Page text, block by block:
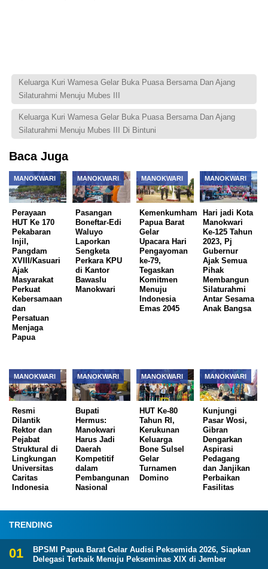
Keluarga Kuri Wamesa Gelar Buka Puasa Bersama Dan Ajang
Silaturahmi Menuju Mubes III
Keluarga Kuri Wamesa Gelar Buka Puasa Bersama Dan Ajang
Silaturahmi Menuju Mubes III Di Bintuni
Baca Juga
MANOKWARI
Perayaan
HUT Ke 170
Pekabaran
Injil,
Pangdam
XVIII/Kasuari
Ajak
Masyarakat
Perkuat
Kebersamaan
dan
Persatuan
Menjaga
Papua
MANOKWARI
Pasangan
Boneftar-Edi
Waluyo
Laporkan
Sengketa
Perkara KPU
di Kantor
Bawaslu
Manokwari
MANOKWARI
Kemenkumham
Papua Barat
Gelar
Upacara Hari
Pengayoman
ke-79,
Tegaskan
Komitmen
Menuju
Indonesia
Emas 2045
MANOKWARI
Hari jadi Kota
Manokwari
Ke-125 Tahun
2023, Pj
Gubernur
Ajak Semua
Pihak
Membangun
Silaturahmi
Antar Sesama
Anak Bangsa
MANOKWARI
Resmi
Dilantik
Rektor dan
Pejabat
Struktural di
Lingkungan
Universitas
Caritas
Indonesia
MANOKWARI
Bupati
Hermus:
Manokwari
Harus Jadi
Daerah
Kompetitif
dalam
Pembangunan
Nasional
MANOKWARI
HUT Ke-80
Tahun RI,
Kerukunan
Keluarga
Bone Sulsel
Gelar
Turnamen
Domino
MANOKWARI
Kunjungi
Pasar Wosi,
Gibran
Dengarkan
Aspirasi
Pedagang
dan Janjikan
Perbaikan
Fasilitas
TRENDING
BPSMI Papua Barat Gelar Audisi Peksemida 2026, Siapkan
Delegasi Terbaik Menuju Pekseminas XIX di Jember